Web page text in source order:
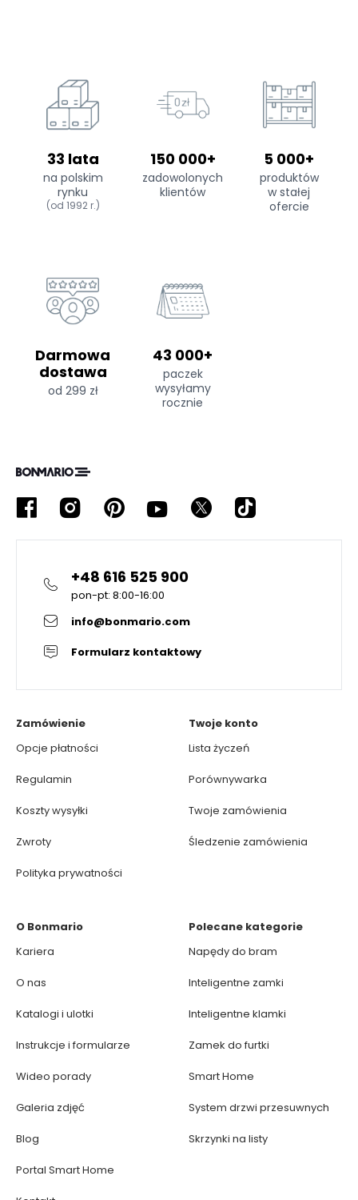
33 lata
na polskim
rynku
(od 1992 r.)
150 000+
zadowolonych
klientów
5 000+
produktów
w stałej
ofercie
Darmowa
dostawa
od 299 zł
43 000+
paczek
wysyłamy
rocznie
+48 616 525 900
pon-pt: 8:00-16:00
info@bonmario.com
Formularz kontaktowy
Zamówienie
Opcje płatności
Regulamin
Koszty wysyłki
Zwroty
Polityka prywatności
Twoje konto
Lista życzeń
Porównywarka
Twoje zamówienia
Śledzenie zamówienia
O Bonmario
Kariera
O nas
Katalogi i ulotki
Instrukcje i formularze
Wideo porady
Galeria zdjęć
Blog
Portal Smart Home
Polecane kategorie
Napędy do bram
Inteligentne zamki
Inteligentne klamki
Zamek do furtki
Smart Home
System drzwi przesuwnych
Skrzynki na listy